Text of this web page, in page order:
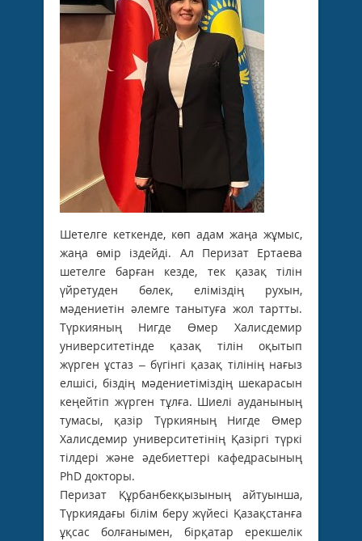
Шетелге кеткенде, көп адам жаңа жұмыс,
жаңа өмір іздейді. Ал Перизат Ертаева
шетелге барған кезде, тек қазақ тілін
үйретуден бөлек, еліміздің рухын,
мәдениетін әлемге танытуға жол тартты.
Түркияның Нигде Өмер Халисдемир
университетінде қазақ тілін оқытып
жүрген ұстаз – бүгінгі қазақ тілінің нағыз
елшісі, біздің мәдениетіміздің шекарасын
кеңейтіп жүрген тұлға. Шиелі ауданының
тумасы, қазір Түркияның Нигде Өмер
Халисдемир университетінің Қазіргі түркі
тілдері және әдебиеттері кафедрасының
PhD докторы.
Перизат Құрбанбекқызының айтуынша,
Түркиядағы білім беру жүйесі Қазақстанға
ұқсас болғанымен, бірқатар ерекшелік